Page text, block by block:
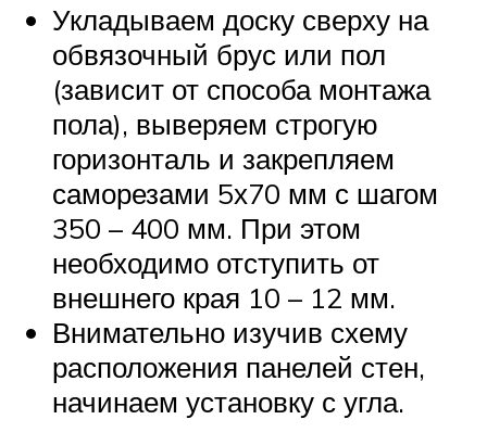
Укладываем доску сверху на
обвязочный брус или пол
(зависит от способа монтажа
пола), выверяем строгую
горизонталь и закрепляем
саморезами 5х70 мм с шагом
350 – 400 мм. При этом
необходимо отступить от
внешнего края 10 – 12 мм.
Внимательно изучив схему
расположения панелей стен,
начинаем установку с угла.